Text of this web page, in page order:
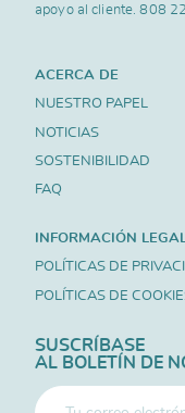
apoyo al cliente.808
ACERCA DE
NUESTRO PAPEL
NOTICIAS
SOSTENIBILIDAD
FAQ
INFORMACIÓN LEGAL
POLÍTICAS DE
POLÍTICAS DE
SUSCRÍBASE
AL BOLETÍN DE